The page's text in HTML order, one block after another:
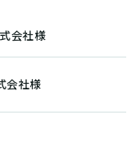
会社様
会社様